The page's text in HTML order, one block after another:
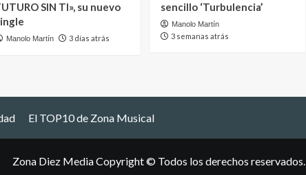
SIN TI», su nuevo
Manolo Martín 3 días atrás
sencillo ‘Turbulencia’
Manolo Martín
3 semanas atrás
El TOP10 de Zona Musical
Zona Diez Media Copyright © Todos los derechos reservados.